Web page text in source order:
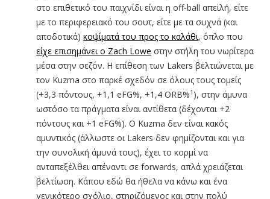
στο επιθετικό του παιχνίδι είναι η off-ball απειλή, είτε
με το περιφερειακό του σουτ, είτε με τα συχνά (και
αποδοτικά) κοψίματά του προς το καλάθι, όπλο που
είχε επισημάνει ο Zach Lowe στην στήλη του νωρίτερα
μέσα στην σεζόν. H επίθεση των Lakers βελτιώνεται με
τον Kuzma στο παρκέ σχεδόν σε όλους τους τομείς
(+3,3 πόντους, +1,1 eFG%, +1,4 ORB%1 ), στην άμυνα
ωστόσο τα πράγματα είναι αντίθετα (δέχονται +2
πόντους και +1 eFG%). O Kuzma δεν είναι κακός
αμυντικός (άλλωστε οι Lakers δεν φημίζονται και για
την συνολική άμυνά τους), έχει το κορμί να
ανταπεξέλθει απέναντι σε forwards, απλά χρειάζεται
βελτίωση. Κάπου εδώ θα ήθελα να κάνω και ένα
γενικότερο σχόλιο, στηριζόμενος και στην πολύ